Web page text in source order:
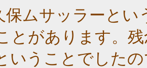
保ムサッラーと
とがあります。
いうことでした